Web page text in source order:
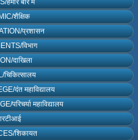
हमारे बारे में
शैक्षिक
प्रशासन
विभाग
दाखिला
चिकित्सालय
दंत महाविद्यालय
महाविद्यालय
शिकायत